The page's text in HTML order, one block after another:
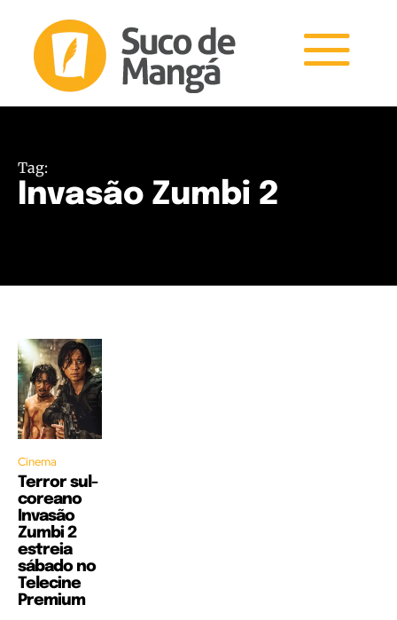
Tag:
Invasão Zumbi 2
Cinema
Terror sul-
coreano
Invasão
Zumbi 2
estreia
sábado no
Telecine
Premium